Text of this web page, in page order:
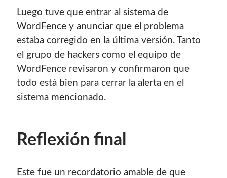
Luego tuve que entrar al sistema de
WordFence y anunciar que el problema
estaba corregido en la última versión. Tanto
el grupo de hackers como el equipo de
WordFence revisaron y confirmaron que
todo está bien para cerrar la alerta en el
sistema mencionado.
Reflexión final
Este fue un recordatorio amable de que